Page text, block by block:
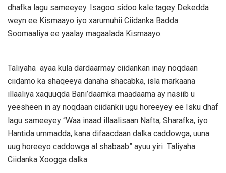
dhafka lagu sameeyey. Isagoo sidoo kale tagey Dekedda
weyn ee Kismaayo iyo xarumuhii Ciidanka Badda
Soomaaliya ee yaalay magaalada Kismaayo.
Taliyaha ayaa kula dardaarmay ciidankan inay noqdaan
ciidamo ka shaqeeya danaha shacabka, isla markaana
illaaliya xaquuqda Bani’daamka maadaama ay nasiib u
yeesheen in ay noqdaan ciidankii ugu horeeyey ee Isku dhaf
lagu sameeyey “Waa inaad illaalisaan Nafta, Sharafka, iyo
Hantida ummadda, kana difaacdaan dalka caddowga, uuna
uug horeeyo caddowga al shabaab” ayuu yiri Taliyaha
Ciidanka Xoogga dalka.